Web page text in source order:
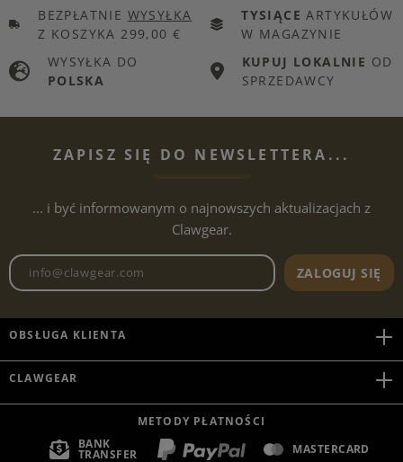
BEZPŁATNIE WYSYŁKA
Z KOSZYKA 299,00 €
TYSIĄCE ARTYKUŁÓW
W MAGAZYNIE
WYSYŁKA DO
POLSKA
KUPUJ LOKALNIE OD
SPRZEDAWCY
ZAPISZ SIĘ DO NEWSLETTERA...
... i być informowanym o najnowszych aktualizacjach z
Clawgear.
Adres e-mailowy biuletynu
ZALOGUJ SIĘ
OBSŁUGA KLIENTA
CLAWGEAR
METODY PŁATNOŚCI
BANK
TRANSFER MASTERCARD